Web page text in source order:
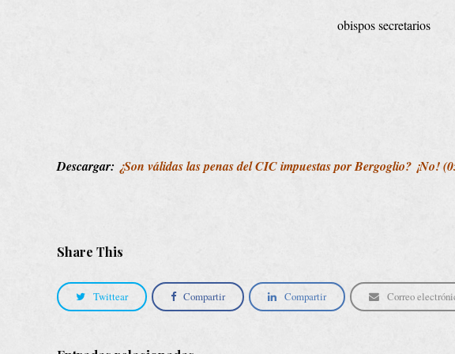
obispos secretarios
Descargar: ¿Son válidas las penas del CIC impuestas por Bergoglio? ¡No!
Share This
Twittear Compartir Compartir Correo